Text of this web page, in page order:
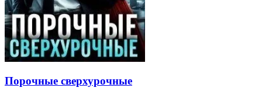
Порочные сверхурочные